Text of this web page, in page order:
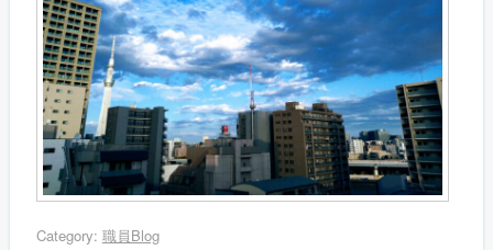
Category: 職員Blog